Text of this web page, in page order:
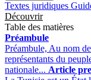
Textes juridiques
Découvrir
Table des matières
Préambule
Préambule, Au nom
représentants du
nationale... Article